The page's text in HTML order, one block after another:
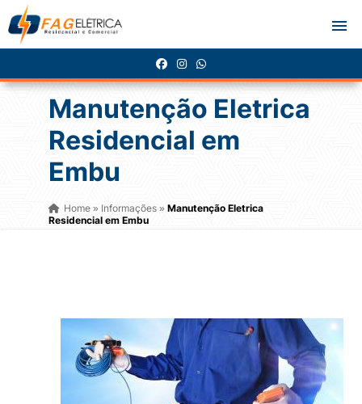
Manutenção Eletrica
Residencial em
Embu
Home» Informações » Manutenção Eletrica
Residencial em Embu